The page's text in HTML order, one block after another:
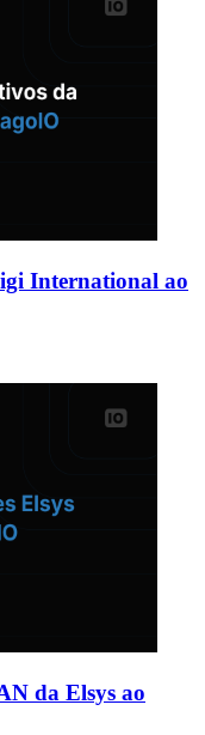
International ao
da Elsys ao